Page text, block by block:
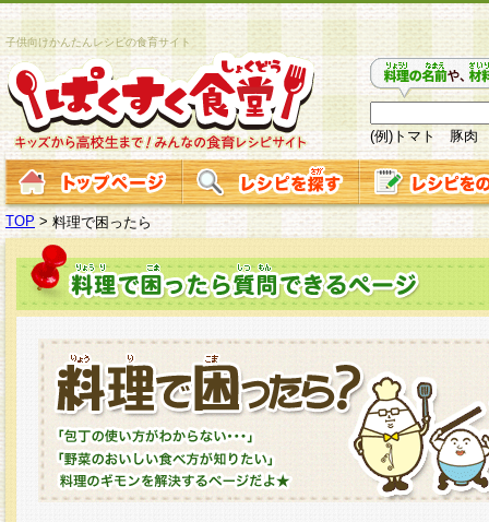
子供向けかんたんレシピの食育サイト
(例)トマト 豚肉
TOP >料理で困ったら